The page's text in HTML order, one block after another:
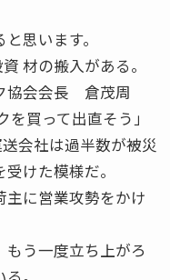
思います。
材の搬入がある。
協会会長 倉茂周
買って出直そう」
会社は過半数が被災
けた模様だ。
に営業攻勢をかけ
う一度立ち上がろ